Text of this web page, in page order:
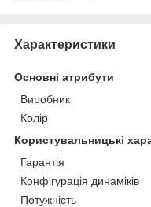
Характеристики
Основні атрибути
Виробник
Колір
Користувальницькі
Гарантія
Конфігурація динаміків
Потужність